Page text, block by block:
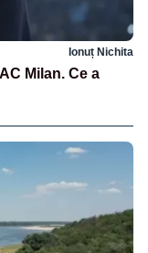
Ionuț Nichita
Milan. Ce a